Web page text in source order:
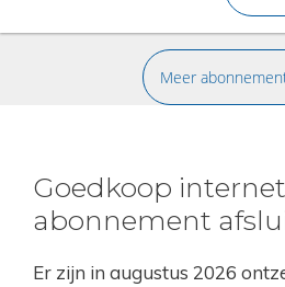
Meer
Goedkoop
abonnement
Er zijn in augustus 2026